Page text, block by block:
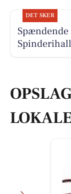
DET SKER